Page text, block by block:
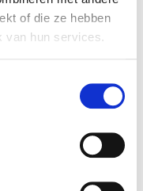
of die ze hebben
van hun services.